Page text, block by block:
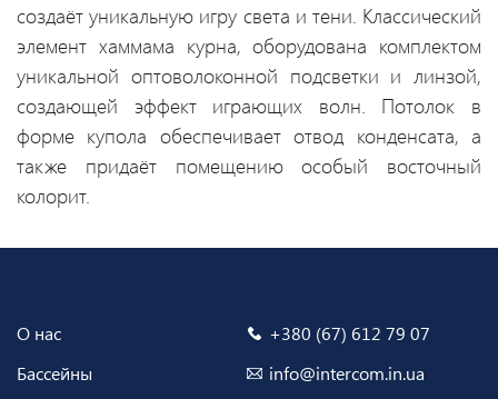
создаёт уникальную игру света и тени. Классический
элемент хаммама курна, оборудована комплектом
уникальной оптоволоконной подсветки и линзой,
создающей эффект играющих волн. Потолок в
форме купола обеспечивает отвод конденсата, а
также придаёт помещению особый восточный
колорит.
О нас
Бассейны
+380 (67) 612 79 07
info@intercom.in.ua